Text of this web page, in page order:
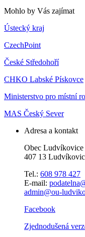
Mohlo by Vás zajímat
Ústecký kraj
CzechPoint
České Středohoří
CHKO Labské Pískovce
Ministerstvo pro místní
MAS Český Sever
Adresa a kontakt
Obec Ludvíkovice
407 13
Tel.: 608 978 427
E-mail:
admin@ou-
Facebook
Zjednodušená